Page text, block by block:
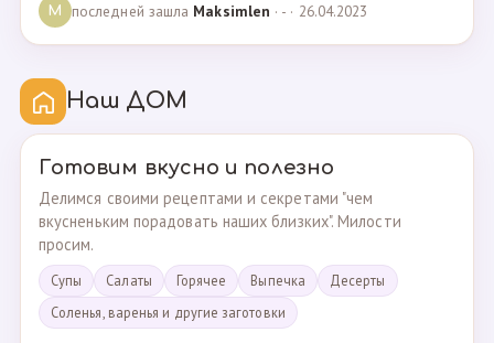
M последней зашла Maksimlen · - · 26.04.2023
Наш ДОМ
Готовим вкусно и полезно
Делимся своими рецептами и секретами "чем
вкусненьким порадовать наших близких". Милости
просим.
Супы Cалаты Горячее Выпечка
Десерты
Соленья, варенья и другие заготовки